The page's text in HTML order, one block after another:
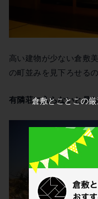
高い建物が少ない倉敷
の町並みを見下ろせる
有隣荘に入らないと見
倉敷とことこの